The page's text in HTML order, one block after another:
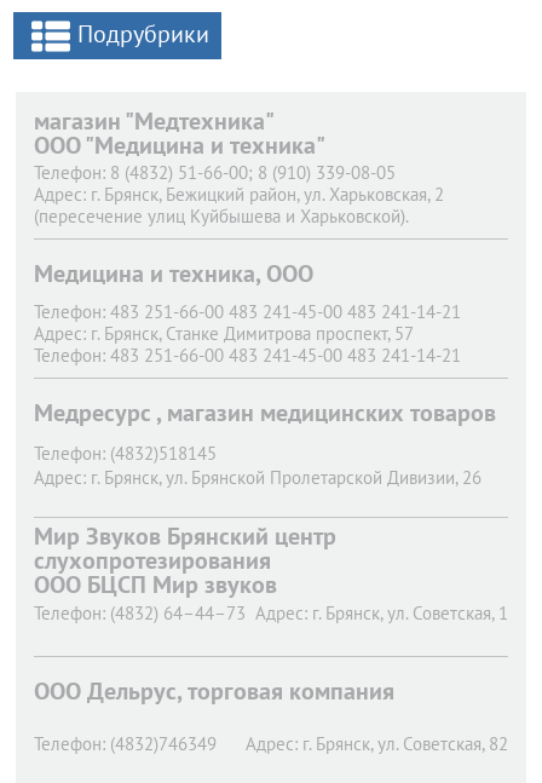
Подрубрики
магазин "Медтехника"
ООО "Медицина и техника"
Телефон: 8 (4832) 51-66-00; 8 (910) 339-08-05
Адрес: г. Брянск, Бежицкий район, ул. Харьковская, 2
(пересечение улиц Куйбышева и Харьковской).
Телефон: 8 (4832) 41-59-23
Адрес:
проспект Станке Димитрова, 86-а
(территория Брянской Областной больницы №1, напротив
Перинатального центра)
Телефон: 8 (4832) 41-45-00
Адрес: г. Брянск, проспект Станке Димитрова, 55 А
Медицина и техника, ООО
Телефон: 483 251-66-00 483 241-45-00 483 241-14-21
Адрес: г. Брянск, Станке Димитрова проспект, 57
Телефон: 483 251-66-00 483 241-45-00 483 241-14-21
Адрес: г. Брянск, Станке Димитрова проспект, 86а
Телефон:
Адрес: г. Брянск, Харьковская, 2
Медресурс , магазин медицинских товаров
Телефон: (4832)518145
Адрес: г. Брянск, ул. Брянской Пролетарской Дивизии, 26
Мир Звуков Брянский центр
слухопротезирования
ООО БЦСП Мир звуков
Телефон: (4832) 64–44–73 Адрес: г. Брянск, ул. Советская, 1
ООО Дельрус, торговая компания
Телефон: (4832)746349 Адрес: г. Брянск, ул. Советская, 82